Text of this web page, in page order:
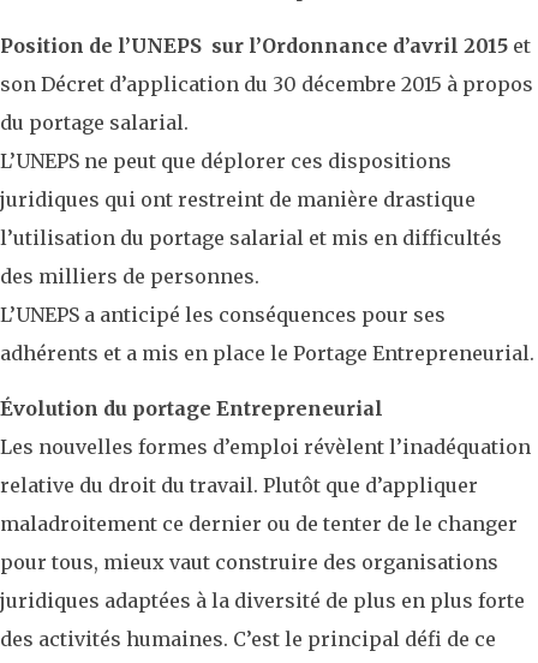
Position de l’UNEPS sur l’Ordonnance d’avril 2015 et
son Décret d’application du 30 décembre 2015 à propos
du portage salarial.
L’UNEPS ne peut que déplorer ces dispositions
juridiques qui ont restreint de manière drastique
l’utilisation du portage salarial et mis en difficultés
des milliers de personnes.
L’UNEPS a anticipé les conséquences pour ses
adhérents et a mis en place le Portage Entrepreneurial.
Évolution du portage Entrepreneurial
Les nouvelles formes d’emploi révèlent l’inadéquation
relative du droit du travail. Plutôt que d’appliquer
maladroitement ce dernier ou de tenter de le changer
pour tous, mieux vaut construire des organisations
juridiques adaptées à la diversité de plus en plus forte
des activités humaines. C’est le principal défi de ce